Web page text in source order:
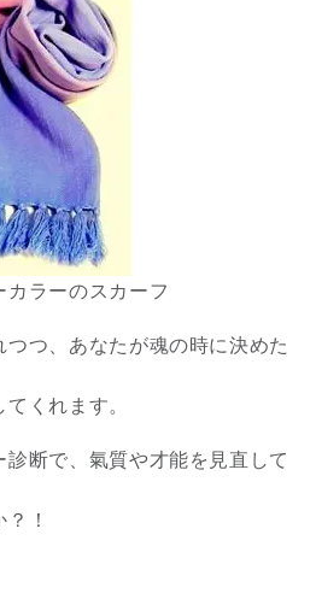
ラーのスカーフ
つ、あなたが魂の時に決めた
くれます。
断で、氣質や才能を見直して
！